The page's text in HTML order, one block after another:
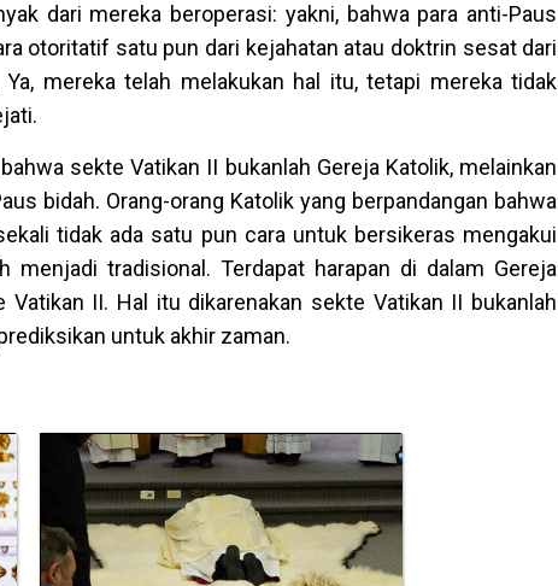
dari mereka beroperasi: yakni, bahwa para anti-Paus
otoritatif satu pun dari kejahatan atau doktrin sesat dari
mereka telah melakukan hal itu, tetapi mereka tidak
sekte Vatikan II bukanlah Gereja Katolik, melainkan
bidah. Orang-orang Katolik yang berpandangan bahwa
tidak ada satu pun cara untuk bersikeras mengakui
tradisional. Terdapat harapan di dalam Gereja
II. Hal itu dikarenakan sekte Vatikan II bukanlah
untuk akhir zaman.